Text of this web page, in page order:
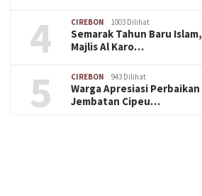
4 CIREBON 1003 Dilihat
Semarak Tahun Baru Islam,
Majlis Al Karo…
5 CIREBON 943 Dilihat
Warga Apresiasi Perbaikan
Jembatan Cipeu…